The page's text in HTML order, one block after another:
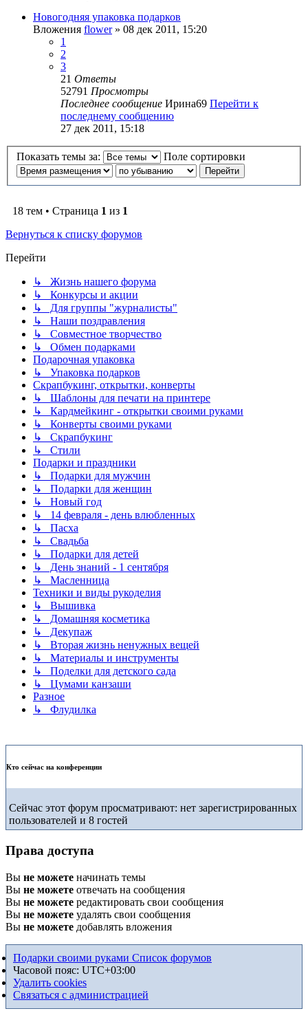
Новогодняя упаковка подарков
Вложения flower» 08 дек 2011, 15:20
1
2
3
21 Ответы
52791 Просмотры
Последнее сообщение Ирина69 Перейти к
последнему сообщению
27 дек 2011, 15:18
Показать темы за: Поле сортировки
18 тем • Страница 1 из 1
Вернуться к списку форумов
Перейти
↳ Жизнь нашего форума
↳ Конкурсы и акции
↳ Для группы "журналисты"
↳ Наши поздравления
↳ Совместное творчество
↳ Обмен подарками
Подарочная упаковка
↳ Упаковка подарков
Скрапбукинг, открытки, конверты
↳ Шаблоны для печати на принтере
↳ Кардмейкинг - открытки своими руками
↳ Конверты своими руками
↳ Скрапбукинг
↳ Стили
Подарки и праздники
↳ Подарки для мужчин
↳ Подарки для женщин
↳ Новый год
↳ 14 февраля - день влюбленных
↳ Пасха
↳ Свадьба
↳ Подарки для детей
↳ День знаний - 1 сентября
↳ Масленница
Техники и виды рукоделия
↳ Вышивка
↳ Домашняя косметика
↳ Декупаж
↳ Вторая жизнь ненужных вещей
↳ Материалы и инструменты
↳ Поделки для детского сада
↳ Цумами канзаши
Разное
↳ Флудилка
Кто сейчас на конференции
Сейчас этот форум просматривают: нет зарегистрированных
пользователей и 8 гостей
Права доступа
Вы не можете начинать темы
Вы не можете отвечать на сообщения
Вы не можете редактировать свои сообщения
Вы не можете удалять свои сообщения
Вы не можете добавлять вложения
Подарки своими руками Список форумов
Часовой пояс: UTC+03:00
Удалить cookies
Связаться с администрацией